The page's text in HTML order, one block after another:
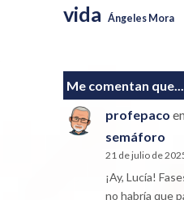
vida Ángeles Mora
Me comentan que...
profepaco
semáforo
21 de julio de
¡Ay, Lucía!
no habría que